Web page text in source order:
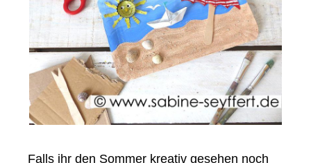
Falls ihr den Sommer kreativ gesehen noch